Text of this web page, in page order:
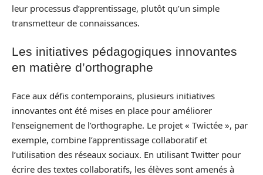
leur processus d’apprentissage, plutôt qu’un simple
transmetteur de connaissances.
Les initiatives pédagogiques innovantes
en matière d’orthographe
Face aux défis contemporains, plusieurs initiatives
innovantes ont été mises en place pour améliorer
l’enseignement de l’orthographe. Le projet « Twictée », par
exemple, combine l’apprentissage collaboratif et
l’utilisation des réseaux sociaux. En utilisant Twitter pour
écrire des textes collaboratifs, les élèves sont amenés à